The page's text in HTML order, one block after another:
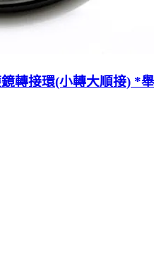
轉接環(小轉大順接) *